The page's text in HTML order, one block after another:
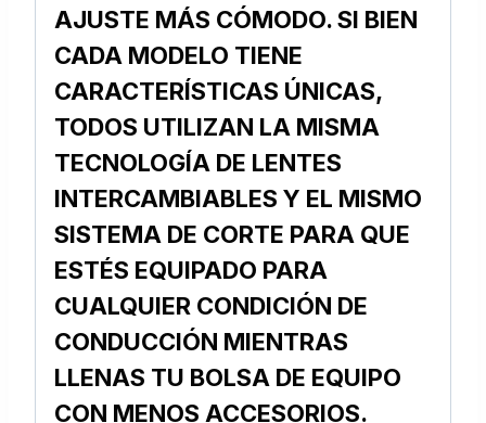
AJUSTE MÁS CÓMODO.SI BIEN
CADA MODELO TIENE
CARACTERÍSTICAS ÚNICAS,
TODOS UTILIZAN LA MISMA
TECNOLOGÍA DE LENTES
INTERCAMBIABLES Y EL MISMO
SISTEMA DE CORTE PARA QUE
ESTÉS EQUIPADO PARA
CUALQUIER CONDICIÓN DE
CONDUCCIÓN MIENTRAS
LLENAS TU BOLSA DE EQUIPO
CON MENOS ACCESORIOS.